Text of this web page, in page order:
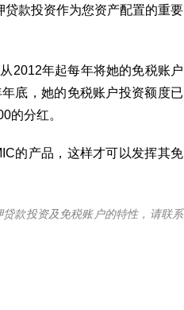
款投资作为您资产配置的重要
2012年起每年将她的免税账户
底，她的免税账户投资额度已
的分红。
的产品，这样才可以发挥其免
款投资及免税账户的特性，请联系